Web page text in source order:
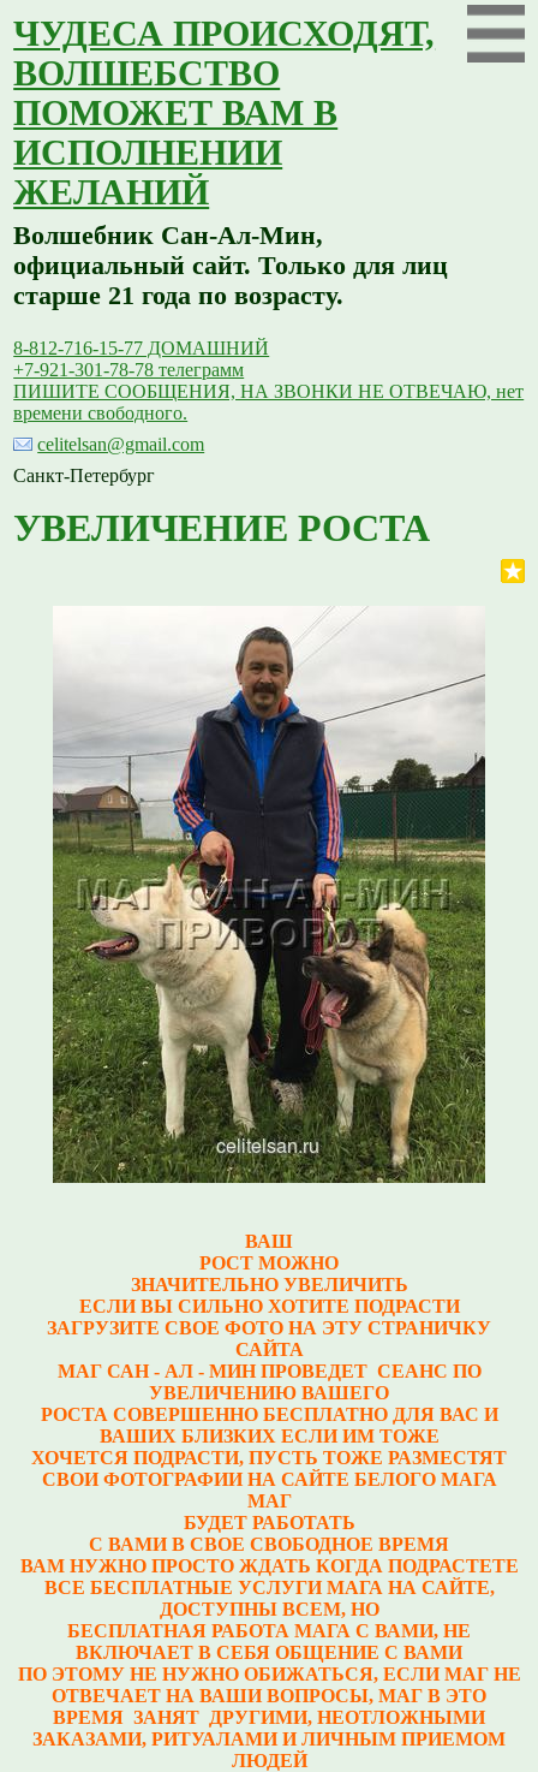
ЧУДЕСА ПРОИСХОДЯТ,
ВОЛШЕБСТВО
ПОМОЖЕТ ВАМ В
ИСПОЛНЕНИИ
ЖЕЛАНИЙ
Волшебник Сан-Ал-Мин,
официальный сайт. Только для лиц
старше 21 года по возрасту.
8-812-716-15-77 ДОМАШНИЙ
+7-921-301-78-78 телеграмм
ПИШИТЕ СООБЩЕНИЯ, НА ЗВОНКИ НЕ ОТВЕЧАЮ, нет
времени свободного.
celitelsan@gmail.com
Санкт-Петербург
УВЕЛИЧЕНИЕ РОСТА
ВАШ
РОСТ МОЖНО
ЗНАЧИТЕЛЬНО УВЕЛИЧИТЬ
ЕСЛИ ВЫ СИЛЬНО ХОТИТЕ ПОДРАСТИ
ЗАГРУЗИТЕ СВОЕ ФОТО НА ЭТУ СТРАНИЧКУ
САЙТА
МАГ САН - АЛ - МИН ПРОВЕДЕТ СЕАНС ПО
УВЕЛИЧЕНИЮ ВАШЕГО
РОСТА СОВЕРШЕННО БЕСПЛАТНО ДЛЯ ВАС И
ВАШИХ БЛИЗКИХ ЕСЛИ ИМ ТОЖЕ
ХОЧЕТСЯ ПОДРАСТИ, ПУСТЬ ТОЖЕ РАЗМЕСТЯТ
СВОИ ФОТОГРАФИИ НА САЙТЕ БЕЛОГО МАГА
МАГ
БУДЕТ РАБОТАТЬ
С ВАМИ В СВОЕ СВОБОДНОЕ ВРЕМЯ
ВАМ НУЖНО ПРОСТО ЖДАТЬ КОГДА ПОДРАСТЕТЕ
ВСЕ БЕСПЛАТНЫЕ УСЛУГИ МАГА НА САЙТЕ,
ДОСТУПНЫ ВСЕМ, НО
БЕСПЛАТНАЯ РАБОТА МАГА С ВАМИ, НЕ
ВКЛЮЧАЕТ В СЕБЯ ОБЩЕНИЕ С ВАМИ
ПО ЭТОМУ НЕ НУЖНО ОБИЖАТЬСЯ, ЕСЛИ МАГ НЕ
ОТВЕЧАЕТ НА ВАШИ ВОПРОСЫ, МАГ В ЭТО
ВРЕМЯ ЗАНЯТ ДРУГИМИ, НЕОТЛОЖНЫМИ
ЗАКАЗАМИ, РИТУАЛАМИ И ЛИЧНЫМ ПРИЕМОМ
ЛЮДЕЙ